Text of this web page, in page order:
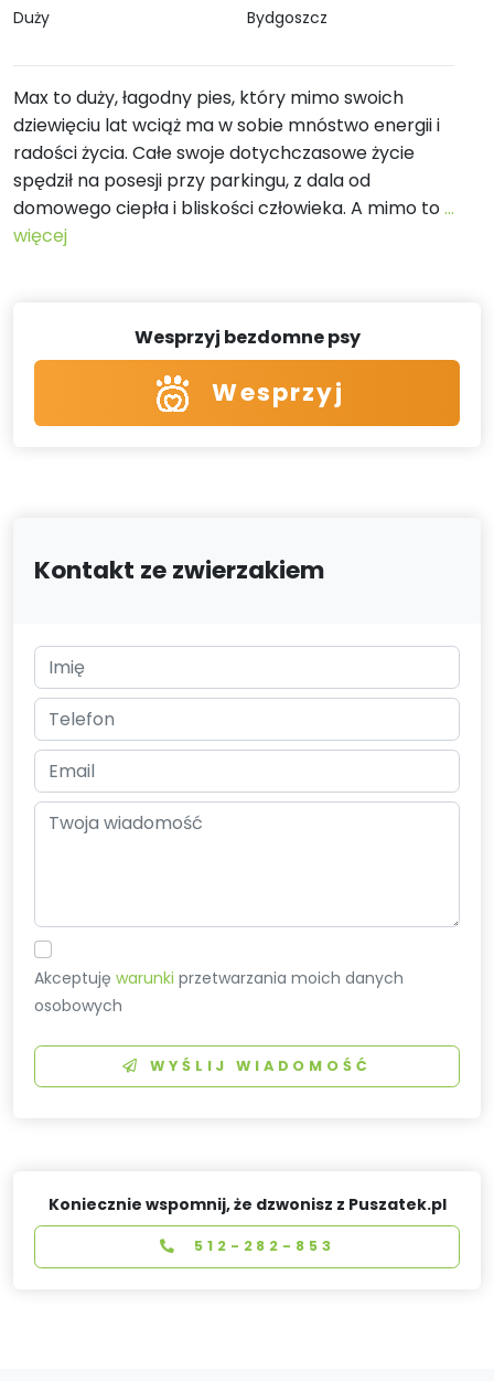
Duży Bydgoszcz
Max to duży, łagodny pies, który mimo swoich
dziewięciu lat wciąż ma w sobie mnóstwo energii i
radości życia. Całe swoje dotychczasowe życie
spędził na posesji przy parkingu, z dala od
domowego ciepła i bliskości człowieka. A mimo to...
więcej
Wesprzyj bezdomne psy
Wesprzyj
Kontakt ze zwierzakiem
Akceptujęwarunki przetwarzania moich danych
osobowych
WYŚLIJ WIADOMOŚĆ
Koniecznie wspomnij, że dzwonisz z Puszatek.pl
512-282-853